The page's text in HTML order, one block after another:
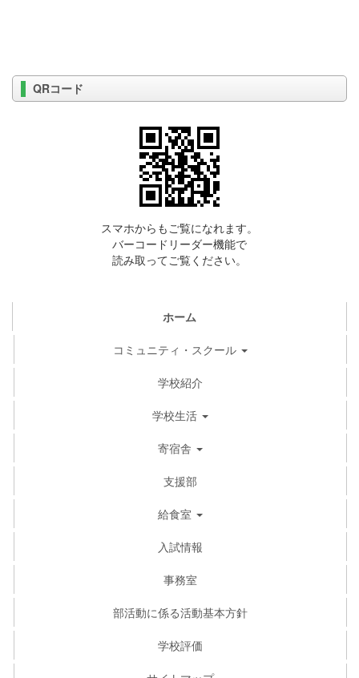
QRコード
スマホからもご覧になれます。
バーコードリーダー機能で
読み取ってご覧ください。
ホーム
コミュニティ・スクール
学校紹介
学校生活
寄宿舎
支援部
給食室
入試情報
事務室
部活動に係る活動基本方針
学校評価